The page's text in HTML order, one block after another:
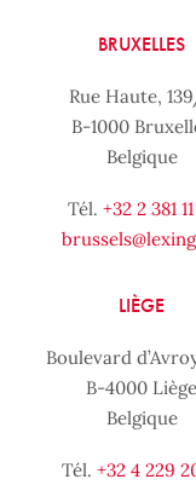
BRUXELLES
Rue Haute,
B-1000
Belgique
Tél. +32 2 381
LIÈGE
Boulevard
B-4000 Liège
Belgique
Tél. +32 4 229